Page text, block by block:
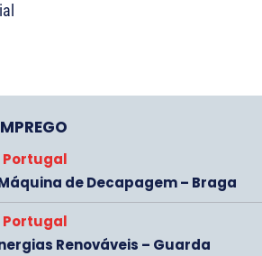
Portugal
de Decapagem – Braga
Portugal
Renováveis – Guarda